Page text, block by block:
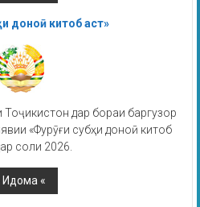
доноӣ китоб аст»
Тоҷикистон дар бораи баргузор
«Фурӯғи субҳи доноӣ китоб
соли 2026.